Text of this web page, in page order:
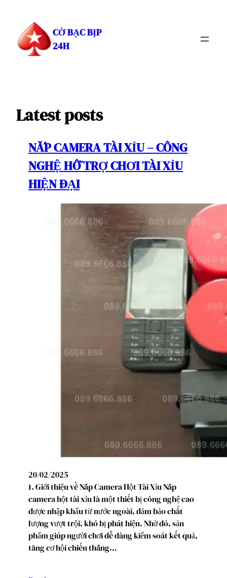
phần
CỜ BẠC BỊP
24H
Latest posts
NẮP CAMERA TÀI XỈU – CÔNG
NGHỆ HỖ TRỢ CHƠI TÀI XỈU
HIỆN ĐẠI
20/02/2025
1. Giới thiệu về Nắp Camera Hột Tài Xỉu Nắp
camera hột tài xỉu là một thiết bị công nghệ cao
được nhập khẩu từ nước ngoài, đảm bảo chất
lượng vượt trội, khó bị phát hiện. Nhờ đó, sản
phẩm giúp người chơi dễ dàng kiểm soát kết quả,
tăng cơ hội chiến thắng…